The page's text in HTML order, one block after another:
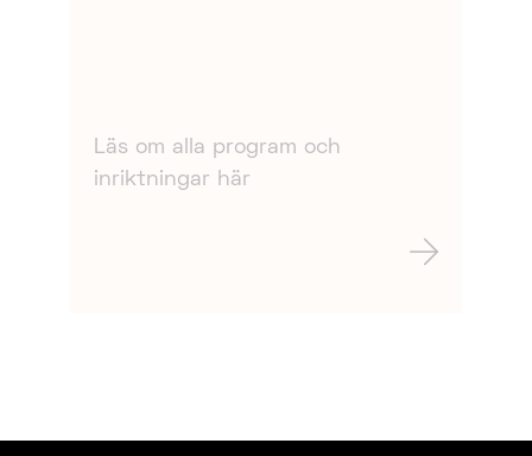
Läs om alla program och
inriktningar här